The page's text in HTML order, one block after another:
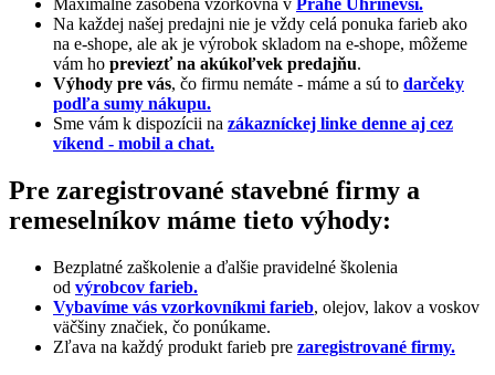
Maximálne zásobená vzorkovňa v Prahe Uhříněvsi.
Na každej našej predajni nie je vždy celá ponuka farieb ako
na e-shope, ale ak je výrobok skladom na e-shope, môžeme
vám ho previezť na akúkoľvek predajňu.
Výhody pre vás, čo firmu nemáte - máme a sú to darčeky
podľa sumy nákupu.
Sme vám k dispozícii na zákazníckej linke denne aj cez
víkend - mobil a chat.
Pre zaregistrované stavebné firmy a
remeselníkov máme tieto výhody:
Bezplatné zaškolenie a ďalšie pravidelné školenia
od výrobcov farieb.
Vybavíme vás vzorkovníkmi farieb, olejov, lakov a voskov
väčšiny značiek, čo ponúkame.
Zľava na každý produkt farieb pre zaregistrované firmy.